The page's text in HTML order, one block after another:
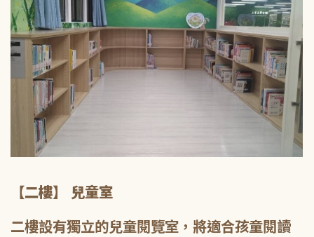
【二樓】 兒童室
二樓設有獨立的兒童閱覽室，將適合孩童閱讀